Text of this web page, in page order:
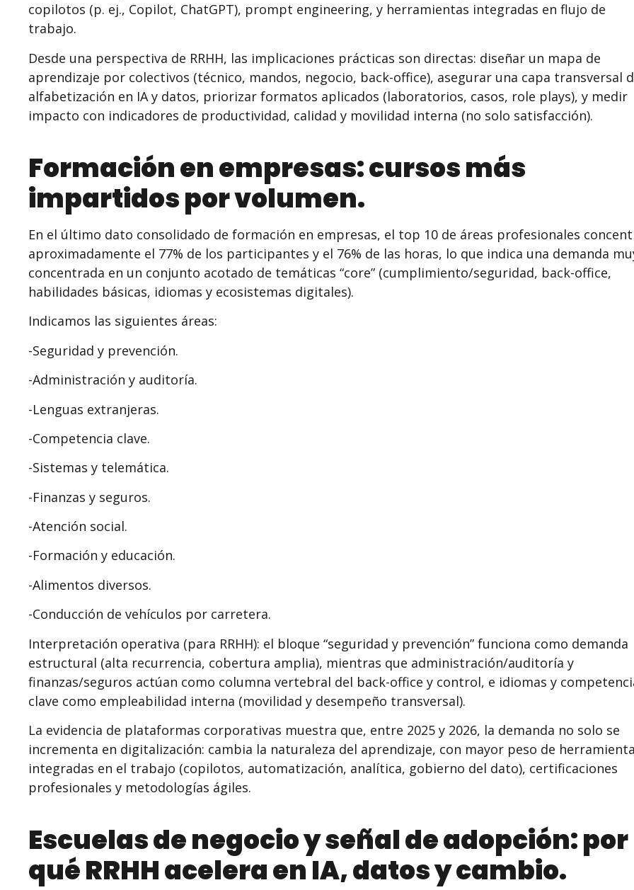
copilotos (p. ej., Copilot, ChatGPT), prompt engineering, y herramientas integradas en flujo de
trabajo.
Desde una perspectiva de RRHH, las implicaciones prácticas son directas: diseñar un mapa de
aprendizaje por colectivos (técnico, mandos, negocio, back-office), asegurar una capa transversal
alfabetización en IA y datos, priorizar formatos aplicados (laboratorios, casos, role plays), y medir
impacto con indicadores de productividad, calidad y movilidad interna (no solo satisfacción).
Formación en empresas: cursos más
impartidos por volumen.
En el último dato consolidado de formación en empresas, el top 10 de áreas profesionales
aproximadamente el 77% de los participantes y el 76% de las horas, lo que indica una demanda
concentrada en un conjunto acotado de temáticas “core” (cumplimiento/seguridad, back-office,
habilidades básicas, idiomas y ecosistemas digitales).
Indicamos las siguientes áreas:
-Seguridad y prevención.
-Administración y auditoría.
-Lenguas extranjeras.
-Competencia clave.
-Sistemas y telemática.
-Finanzas y seguros.
-Atención social.
-Formación y educación.
-Alimentos diversos.
-Conducción de vehículos por carretera.
Interpretación operativa (para RRHH): el bloque “seguridad y prevención” funciona como demanda
estructural (alta recurrencia, cobertura amplia), mientras que administración/auditoría y
finanzas/seguros actúan como columna vertebral del back-office y control, e idiomas y
clave como empleabilidad interna (movilidad y desempeño transversal).
La evidencia de plataformas corporativas muestra que, entre 2025 y 2026, la demanda no solo se
incrementa en digitalización: cambia la naturaleza del aprendizaje, con mayor peso de
integradas en el trabajo (copilotos, automatización, analítica, gobierno del dato), certificaciones
profesionales y metodologías ágiles.
Escuelas de negocio y señal de adopción: por
qué RRHH acelera en IA, datos y cambio.